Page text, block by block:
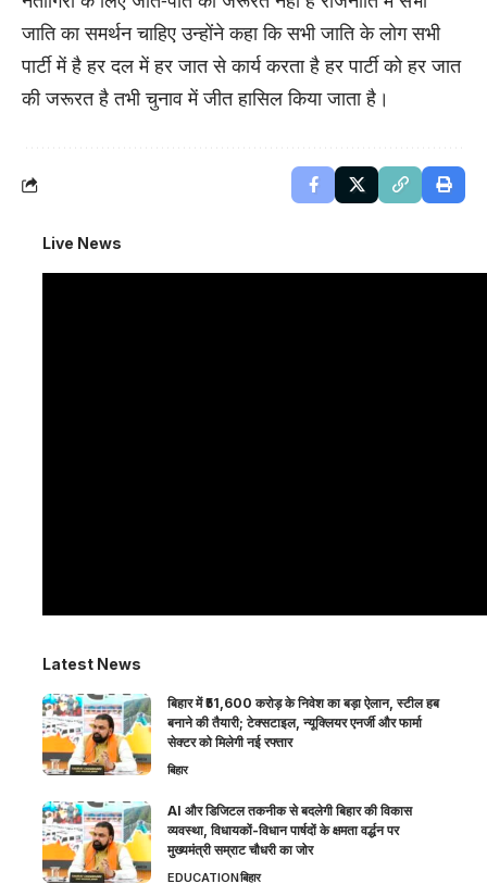
जाति का समर्थन चाहिए उन्होंने कहा कि सभी जाति के लोग सभी
पार्टी में है हर दल में हर जात से कार्य करता है हर पार्टी को हर जात
की जरूरत है तभी चुनाव में जीत हासिल किया जाता है।
Live News
Latest News
बिहार में ₹51,600 करोड़ के निवेश का बड़ा ऐलान, स्टील हब
बनाने की तैयारी; टेक्सटाइल, न्यूक्लियर एनर्जी और फार्मा
सेक्टर को मिलेगी नई रफ्तार
बिहार
AI और डिजिटल तकनीक से बदलेगी बिहार की विकास
व्यवस्था, विधायकों-विधान पार्षदों के क्षमता वर्द्धन पर
मुख्यमंत्री सम्राट चौधरी का जोर
EDUCATIONबिहार